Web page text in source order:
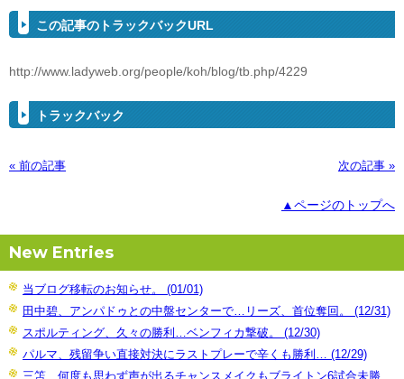
この記事のトラックバックURL
http://www.ladyweb.org/people/koh/blog/tb.php/4229
トラックバック
« 前の記事 次の記事 »
▲ページのトップへ
New Entries
当ブログ移転のお知らせ。 (01/01)
田中碧、アンパドゥとの中盤センターで…リーズ、首位奪回。 (12/31)
スポルティング、久々の勝利…ベンフィカ撃破。 (12/30)
パルマ、残留争い直接対決にラストプレーで辛くも勝利… (12/29)
三笘、何度も思わず声が出るチャンスメイクもブライトン6試合未勝